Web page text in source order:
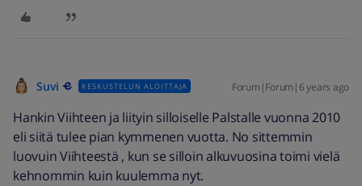
Suvi KESKUSTELUN ALOITTAJA Forum|Forum|6 years ago
Hankin Viihteen ja liityin silloiselle Palstalle vuonna 2010
eli siitä tulee pian kymmenen vuotta. No sittemmin
luovuin Viihteestä , kun se silloin alkuvuosina toimi vielä
kehnommin kuin kuulemma nyt.